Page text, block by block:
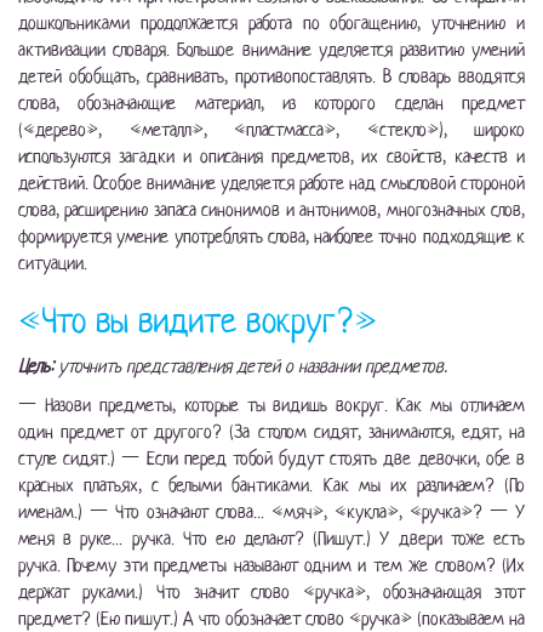
дошкольниками продолжается работа по обогащению, уточнению и
активизации словаря. Большое внимание уделяется развитию умений
детей обобщать, сравнивать, противопоставлять. В словарь вводятся
слова, обозначающие материал, из которого сделан предмет
(«дерево», «металл», «пластмасса», «стекло»), широко
используются загадки и описания предметов, их свойств, качеств и
действий. Особое внимание уделяется работе над смысловой стороной
слова, расширению запаса синонимов и антонимов, многозначных слов,
формируется умение употреблять слова, наиболее точно подходящие к
ситуации.
«Что вы видите вокруг?»
Цель: уточнить представления детей о названии предметов.
— Назови предметы, которые ты видишь вокруг. Как мы отличаем
один предмет от другого? (За столом сидят, занимаются, едят, на
стуле сидят.) — Если перед тобой будут стоять две девочки, обе в
красных платьях, с белыми бантиками. Как мы их различаем? (По
именам.) — Что означают слова... «мяч», «кукла», «ручка»? — У
меня в руке... ручка. Что ею делают? (Пишут.) У двери тоже есть
ручка. Почему эти предметы называют одним и тем же словом? (Их
держат руками.) Что значит слово «ручка», обозначающая этот
предмет? (Ею пишут.) А что обозначает слово «ручка» (показываем на